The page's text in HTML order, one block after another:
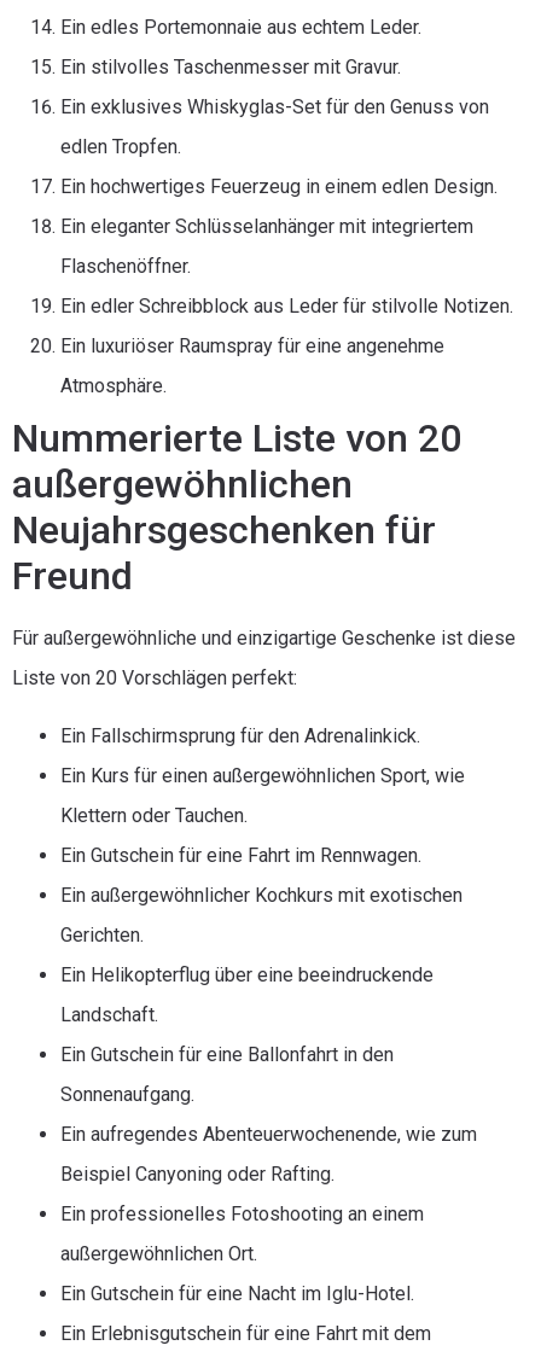
Ein edles Portemonnaie aus echtem Leder.
Ein stilvolles Taschenmesser mit Gravur.
Ein exklusives Whiskyglas-Set für den Genuss von
edlen Tropfen.
Ein hochwertiges Feuerzeug in einem edlen Design.
Ein eleganter Schlüsselanhänger mit integriertem
Flaschenöffner.
Ein edler Schreibblock aus Leder für stilvolle Notizen.
Ein luxuriöser Raumspray für eine angenehme
Atmosphäre.
Nummerierte Liste von 20
außergewöhnlichen
Neujahrsgeschenken für
Freund
Für außergewöhnliche und einzigartige Geschenke ist diese
Liste von 20 Vorschlägen perfekt:
Ein Fallschirmsprung für den Adrenalinkick.
Ein Kurs für einen außergewöhnlichen Sport, wie
Klettern oder Tauchen.
Ein Gutschein für eine Fahrt im Rennwagen.
Ein außergewöhnlicher Kochkurs mit exotischen
Gerichten.
Ein Helikopterflug über eine beeindruckende
Landschaft.
Ein Gutschein für eine Ballonfahrt in den
Sonnenaufgang.
Ein aufregendes Abenteuerwochenende, wie zum
Beispiel Canyoning oder Rafting.
Ein professionelles Fotoshooting an einem
außergewöhnlichen Ort.
Ein Gutschein für eine Nacht im Iglu-Hotel.
Ein Erlebnisgutschein für eine Fahrt mit dem